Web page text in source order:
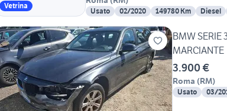
Vetrina
Usato 02/2020 149780 Km Diesel
BMW SERIE
MARCIANTE
3.900 €
Roma (RM)
Usato 03/